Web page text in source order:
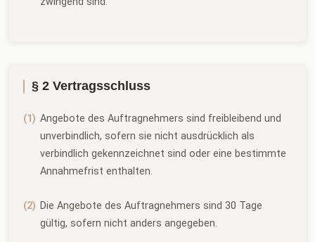
§ 2 Vertragsschluss
Angebote des Auftragnehmers sind freibleibend und
unverbindlich, sofern sie nicht ausdrücklich als
verbindlich gekennzeichnet sind oder eine bestimmte
Annahmefrist enthalten.
Die Angebote des Auftragnehmers sind 30 Tage
gültig, sofern nicht anders angegeben.